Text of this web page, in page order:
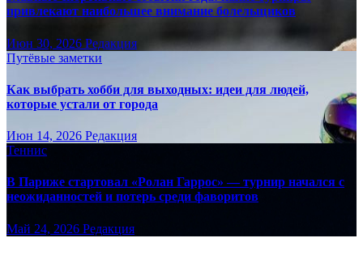
привлекают наибольшее внимание болельщиков
Июн 30, 2026 Редакция
Путёвые заметки
Как выбрать хобби для выходных: идеи для людей,
которые устали от города
Июн 14, 2026 Редакция
Теннис
В Париже стартовал «Ролан Гаррос» — турнир начался с
неожиданностей и потерь среди фаворитов
Май 24, 2026 Редакция